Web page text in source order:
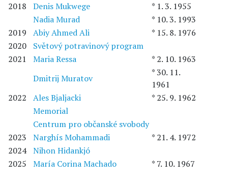
2018
Denis Mukwege
* 1. 3. 1955
Nadia Murad
* 10. 3. 1993
2019
Abiy Ahmed Ali
* 15. 8. 1976
2020
Světový potravinový program
2021
Maria Ressa
* 2. 10. 1963
Dmitrij Muratov
* 30. 11.
1961
2022
Ales Bjaljacki
* 25. 9. 1962
Memorial
Centrum pro občanské svobody
2023
Narghís Mohammadi
* 21. 4. 1972
2024 Nihon Hidankjó
2025
María Corina Machado * 7. 10. 1967